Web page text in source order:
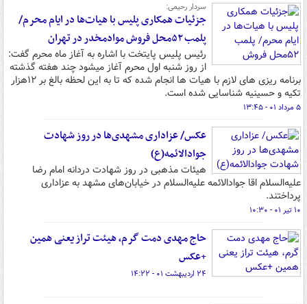
سردار رحیمی:
جزئیات همکاری پلیس با هیات‌ها در ایام محرم/
پلمب ۵۲محل فروش موادمخدر در تهران
رئیس پلیس پایتخت با اشاره به آغاز ماه محرم گفت:
از روز شنبه اول محرم آغاز میشود چند هفته گذشته
برنامه ریزی های لازم با هیات ها انجام شده که تا به این لحظه بالغ بر ١٢هزار
تکیه و حسینیه شناسایی شده است.
۵ مرداد ۰۱ - ۱۳:۴۵
عکس/ عزاداری مشهدی‌ها در روز شهادت
جوادالائمه(ع)
هیئات مذهبی در روز شهادت دردانه امام رضا
علیه‌السلام اقا جوادالائمه علیه‌السلام در خیابان‌های مشهد به عزاداری
پرداختند.
۱۰ تیر ۰۱ - ۱۰:۳۰
حاج مهدی دمت گرم، هیئت تراز یعنی همین
+عکس
۲۴ اردیبهشت ۰۱ - ۱۴:۲۲